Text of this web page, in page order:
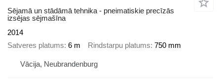
Sējamā un stādāmā tehnika - pneimatiskie precīzās
izsējas sējmašīna
2014
Satveres platums 6 m Rindstarpu platums 750 mm
Vācija, Neubrandenburg